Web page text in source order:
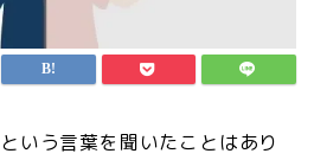
という言葉を聞いたことはあり